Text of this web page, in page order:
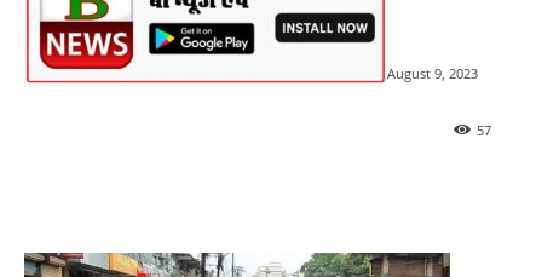
August 9, 2023
57